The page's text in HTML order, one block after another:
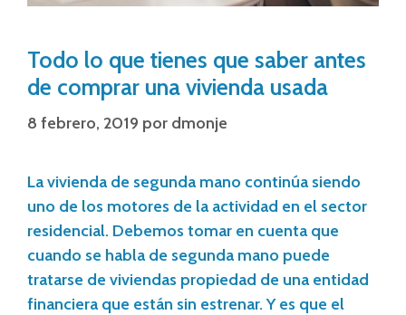
Todo lo que tienes que saber antes
de comprar una vivienda usada
8 febrero, 2019 por dmonje
La vivienda de segunda mano continúa siendo
uno de los motores de la actividad en el sector
residencial. Debemos tomar en cuenta que
cuando se habla de segunda mano puede
tratarse de viviendas propiedad de una entidad
financiera que están sin estrenar. Y es que el